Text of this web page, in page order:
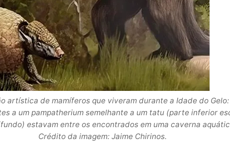
artística de mamíferos que viveram durante a Idade do
a um pampatherium semelhante a um tatu (parte inferior
estavam entre os encontrados em uma caverna
Crédito da imagem: Jaime Chirinos.